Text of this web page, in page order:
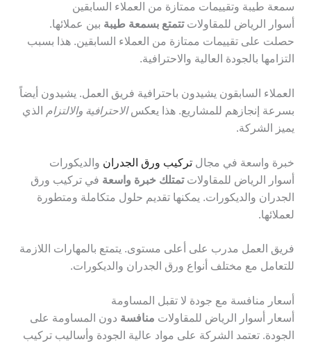
سمعة طيبة وتقييمات ممتازة من العملاء السابقين
أسوار الرياض للمقاولاتتتمتع بسمعة طيبة بين عملائها.
حصلت على تقييمات ممتازة من العملاء السابقين. هذا بسبب
التزامها بالجودة العالية والاحترافية.
العملاء السابقون يشيدون باحترافية فريق العمل. يشيدون أيضاً
بسرعة إنجازهم للمشاريع. هذا يعكسالاحترافية والالتزام
الذي
يميز الشركة.
خبرة واسعة في مجال تركيب ورق الجدران والديكورات
أسوار الرياض للمقاولاتتمتلك خبرة واسعة في تركيب ورق
الجدران والديكورات. يمكنها تقديم حلول متكاملة ومتطورة
لعملائها.
فريق العمل مدرب على أعلى مستوى. يتمتع بالمهارات اللازمة
للتعامل مع مختلف أنواع ورق الجدران والديكورات.
أسعار منافسة مع جودة لا تقبل المساومة
أسعار أسوار الرياض للمقاولات منافسة دون المساومة على
الجودة. تعتمد الشركة على مواد عالية الجودة وأساليب تركيب